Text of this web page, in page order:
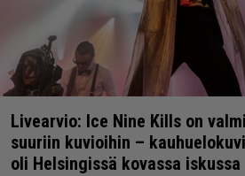
Livearvio: Ice Nine Kills on
suuriin kuvioihin –
oli Helsingissä kovassa iskussa